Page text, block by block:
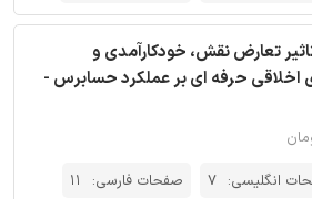
تعارض نقش، خودکارآمدی و
حرفه ای بر عملکرد حسابرس -
انگلیسی: 7 صفحات فارسی: 11